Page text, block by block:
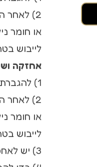
2) לאחר
או חומר
לייבוש
אחזקה
1) להגברת ההנאה מומלץ להשתמש בחומרי סיכה על בסיס מים.
2) לאחר
או חומר
לייבוש
3) יש לאחסן את הויברטור במקום יבש ומוצל למניעת נזקים.